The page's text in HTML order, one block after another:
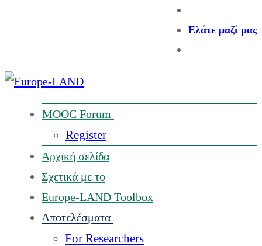
Ελάτε μαζί μας
MOOC Forum
Register
Αρχική σελίδα
Σχετικά με το
Europe-LAND Toolbox
Αποτελέσματα
For Researchers